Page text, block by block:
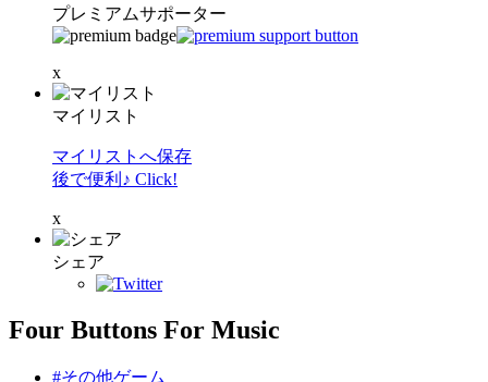
プレミアムサポーター
x
マイリスト
マイリストへ保存
後で便利♪ Click!
x
シェア
Four Buttons For Music
#その他ゲーム